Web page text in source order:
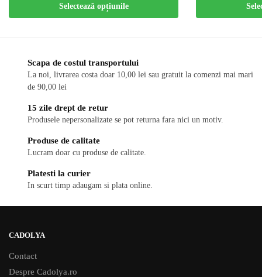
Selectează opțiunile
Scapa de costul transportului
La noi, livrarea costa doar 10,00 lei sau gratuit la comenzi mai mari
de 90,00 lei
15 zile drept de retur
Produsele nepersonalizate se pot returna fara nici un motiv.
Produse de calitate
Lucram doar cu produse de calitate.
Platesti la curier
In scurt timp adaugam si plata online.
CADOLYA
Contact
Despre Cadolya.ro